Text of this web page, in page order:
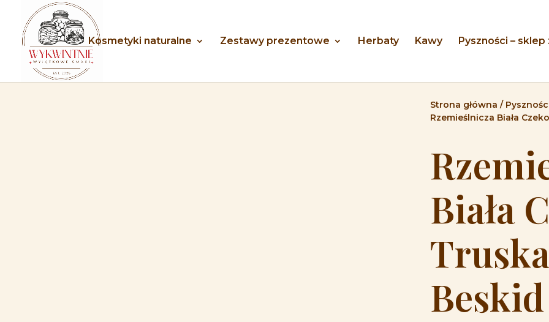
Kosmetyki naturalne Zestawy prezentowe Herbaty Kawy Pyszności –
Strona główna /
Rzemieślnicza Biała
Biała